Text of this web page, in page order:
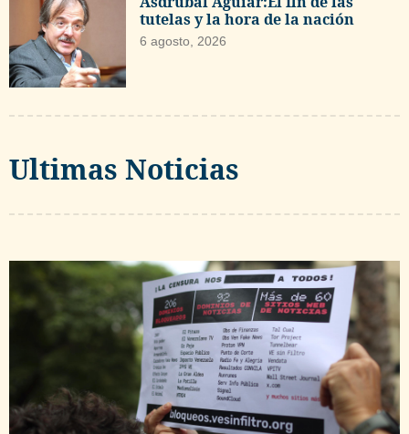
tutelas y la hora de la nación
6 agosto, 2026
Ultimas Noticias